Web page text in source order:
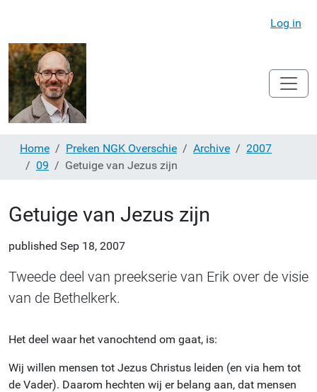
Log in
Home Preken NGK Overschie Archive
2007
09
Getuige van Jezus zijn
Getuige van Jezus zijn
published Sep 18, 2007
Tweede deel van preekserie van Erik over de visie
van de Bethelkerk.
Het deel waar het vanochtend om gaat, is:
Wij willen mensen tot Jezus Christus leiden (en via hem tot
de Vader). Daarom hechten wij er belang aan, dat mensen